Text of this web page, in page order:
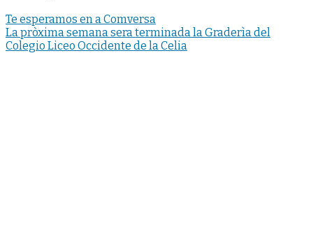
Te esperamos en a Comversa
La pròxima semana sera terminada la Graderìa del
Colegio Liceo Occidente de la Celia